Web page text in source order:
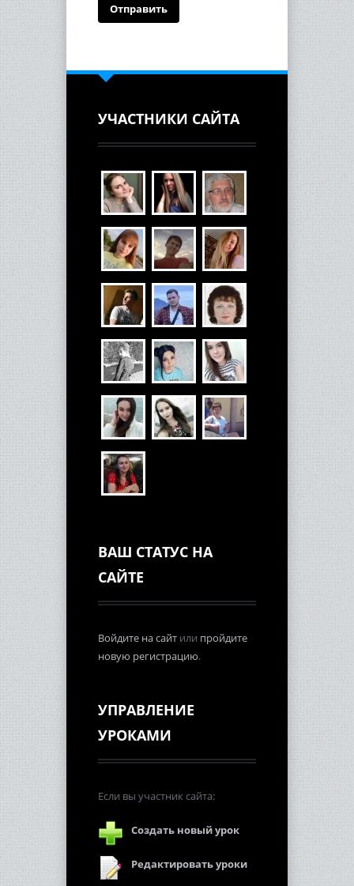
УЧАСТНИКИ САЙТА
ВАШ СТАТУС НА
САЙТЕ
Войдите на сайт или пройдите
новую регистрацию.
УПРАВЛЕНИЕ
УРОКАМИ
Если вы участник сайта:
Создать новый урок
Редактировать уроки